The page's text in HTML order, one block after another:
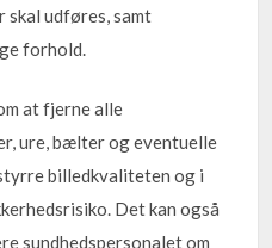
skal udføres, samt
forhold.
at fjerne alle
ure, bælter og eventuelle
billedkvaliteten og i
Det kan også
sundhedspersonalet om